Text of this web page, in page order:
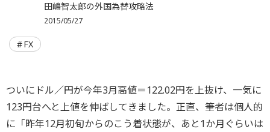
田嶋智太郎の外国為替攻略法
2015/05/27
FX
ついにドル／円が今年3月高値＝122.02円を上抜け、一気に
123円台へと上値を伸ばしてきました。正直、筆者は個人的
に「昨年12月初旬からのこう着状態が、あと1か月ぐらいは